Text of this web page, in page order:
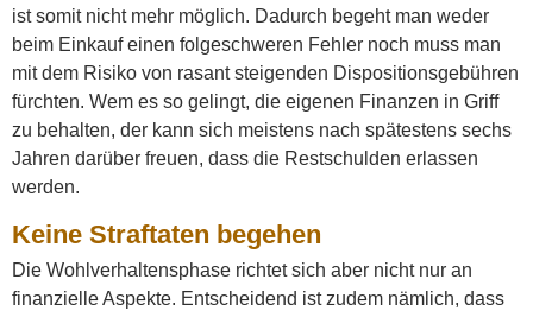
ist somit nicht mehr möglich. Dadurch begeht man weder
beim Einkauf einen folgeschweren Fehler noch muss man
mit dem Risiko von rasant steigenden Dispositionsgebühren
fürchten. Wem es so gelingt, die eigenen Finanzen in Griff
zu behalten, der kann sich meistens nach spätestens sechs
Jahren darüber freuen, dass die Restschulden erlassen
werden.
Keine Straftaten begehen
Die Wohlverhaltensphase richtet sich aber nicht nur an
finanzielle Aspekte. Entscheidend ist zudem nämlich, dass